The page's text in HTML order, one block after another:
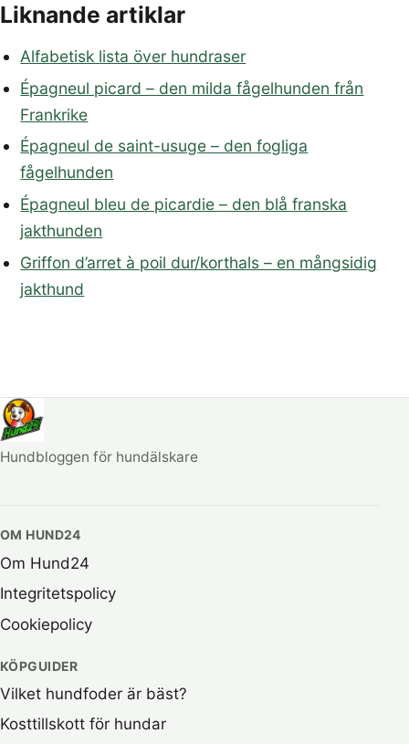
Liknande artiklar
Alfabetisk lista över hundraser
Épagneul picard – den milda fågelhunden från
Frankrike
Épagneul de saint-usuge – den fogliga
fågelhunden
Épagneul bleu de picardie – den blå franska
jakthunden
Griffon d’arret à poil dur/korthals – en mångsidig
jakthund
Hundbloggen för hundälskare
OM HUND24
Om Hund24
Integritetspolicy
Cookiepolicy
KÖPGUIDER
Vilket hundfoder är bäst?
Kosttillskott för hundar